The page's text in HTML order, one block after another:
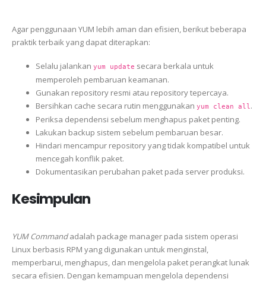
Agar penggunaan YUM lebih aman dan efisien, berikut beberapa
praktik terbaik yang dapat diterapkan:
Selalu jalankan yum update secara berkala untuk
memperoleh pembaruan keamanan.
Gunakan repository resmi atau repository tepercaya.
Bersihkan cache secara rutin menggunakan yum clean all.
Periksa dependensi sebelum menghapus paket penting.
Lakukan backup sistem sebelum pembaruan besar.
Hindari mencampur repository yang tidak kompatibel untuk
mencegah konflik paket.
Dokumentasikan perubahan paket pada server produksi.
Kesimpulan
YUM Commandadalah package manager pada sistem operasi
Linux berbasis RPM yang digunakan untuk menginstal,
memperbarui, menghapus, dan mengelola paket perangkat lunak
secara efisien. Dengan kemampuan mengelola dependensi